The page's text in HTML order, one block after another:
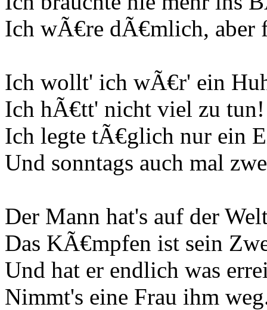
Ich wÃ€re dÃ€mlich, aber
Ich wollt' ich wÃ€r' ein
Ich hÃ€tt' nicht viel zu tun!
Ich legte tÃ€glich nur ein
Und sonntags auch mal
Der Mann hat's auf der
Das KÃ€mpfen ist sein
Und hat er endlich was
Nimmt's eine Frau ihm